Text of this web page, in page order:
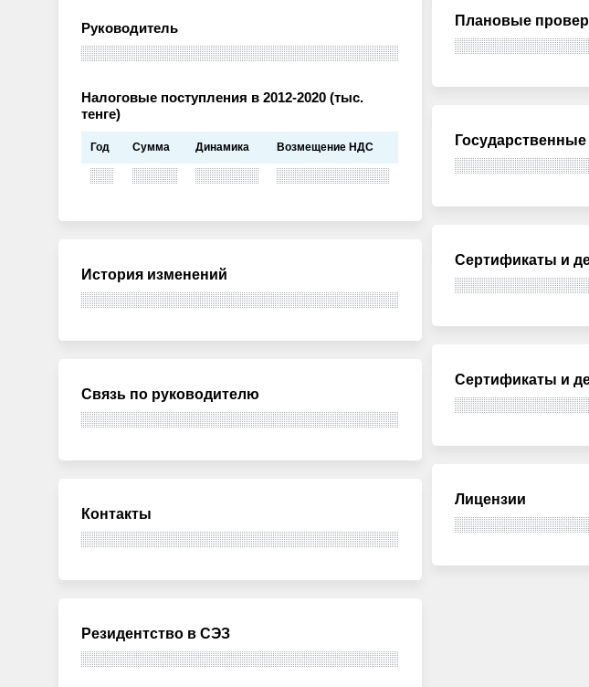
Руководитель
Налоговые поступления в 2012-2020 (тыс.
тенге)
Год Сумма Динамика Возмещение НДС
История изменений
Связь по руководителю
Контакты
Резидентство в СЭЗ
Плановые
Государственные
Сертификаты и
Сертификаты и
Лицензии